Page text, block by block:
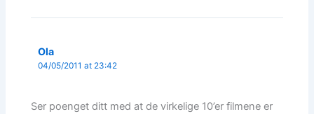
Ola
04/05/2011 at 23:42
Ser poenget ditt med at de virkelige 10’er filmene er